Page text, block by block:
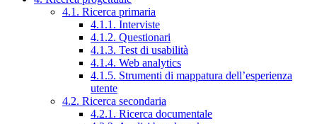
4.1. Ricerca primaria
4.1.1. Interviste
4.1.2. Questionari
4.1.3. Test di usabilità
4.1.4. Web analytics
4.1.5. Strumenti di mappatura dell’esperienza
utente
4.2. Ricerca secondaria
4.2.1. Ricerca documentale